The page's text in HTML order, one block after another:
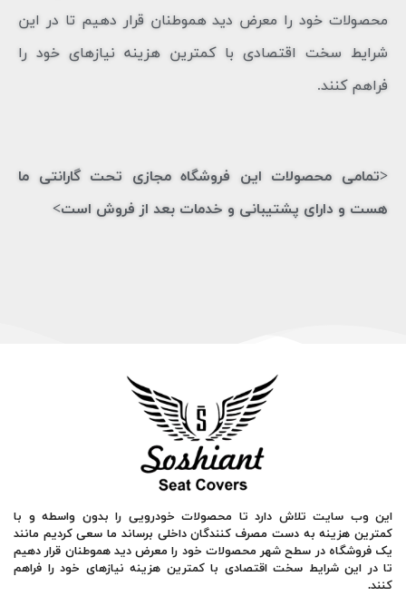
محصولات خود را معرض دید هموطنان قرار دهیم تا در این
شرایط سخت اقتصادی با کمترین هزینه نیازهای خود را
فراهم کنند.
<تمامی محصولات این فروشگاه مجازی تحت گارانتی ما
هست و دارای پشتیبانی و خدمات بعد از فروش است>
این وب سایت تلاش دارد تا محصولات خودرویی را بدون واسطه و با
کمترین هزینه به دست مصرف کنندگان داخلی برساند ما سعی کردیم مانند
یک فروشگاه در سطح شهر محصولات خود را معرض دید هموطنان قرار دهیم
تا در این شرایط سخت اقتصادی با کمترین هزینه نیازهای خود را فراهم
کنند.